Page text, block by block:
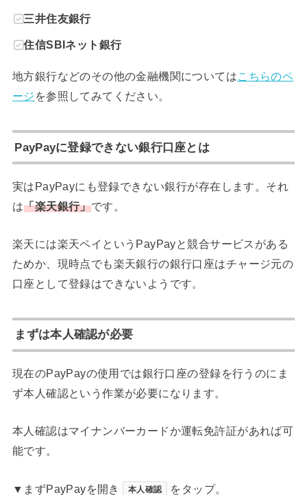
三井住友銀行
住信SBIネット銀行
地方銀行などのその他の金融機関についてはこちらのペ
ージ を参照してみてください。
PayPayに登録できない銀行口座とは
実はPayPayにも登録できない銀行が存在します。それ
は「楽天銀行」です。
楽天には楽天ペイというPayPayと競合サービスがある
ためか、現時点でも楽天銀行の銀行口座はチャージ元の
口座として登録はできないようです。
まずは本人確認が必要
現在のPayPayの使用では銀行口座の登録を行うのにま
ず本人確認という作業が必要になります。
本人確認はマイナンバーカードか運転免許証があれば可
能です。
▼まずPayPayを開き 本人確認 をタップ。